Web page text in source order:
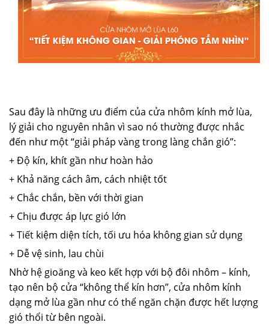
Sau đây là những ưu điểm của cửa nhôm kính mở lùa,
lý giải cho nguyên nhân vì sao nó thường được nhắc
đến như một “giải pháp vàng trong làng chắn gió”:
+ Độ kín, khít gần như hoàn hảo
+ Khả năng cách âm, cách nhiệt tốt
+ Chắc chắn, bền với thời gian
+ Chịu được áp lực gió lớn
+ Tiết kiệm diện tích, tối ưu hóa không gian sử dụng
+ Dễ vệ sinh, lau chùi
Nhờ hệ gioăng và keo kết hợp với bộ đôi nhôm – kính,
tạo nên bộ cửa “không thể kín hơn”, cửa nhôm kính
dạng mở lùa gần như có thể ngăn chặn được hết lượng
gió thổi từ bên ngoài.